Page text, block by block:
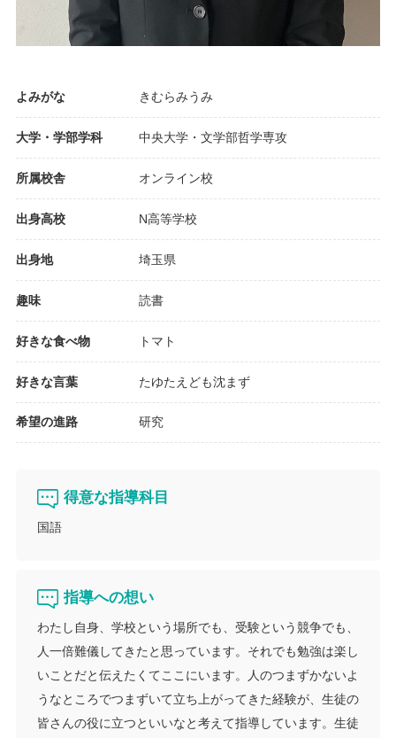
よみがな きむらみうみ
大学・学部学科 中央大学・文学部哲学専攻
所属校舎 オンライン校
出身高校 N高等学校
出身地 埼玉県
趣味 読書
好きな食べ物 トマト
好きな言葉 たゆたえども沈まず
希望の進路 研究
得意な指導科目
国語
指導への想い
わたし自身、学校という場所でも、受験という競争でも、
人一倍難儀してきたと思っています。それでも勉強は楽し
いことだと伝えたくてここにいます。人のつまずかないよ
うなところでつまずいて立ち上がってきた経験が、生徒の
皆さんの役に立つといいなと考えて指導しています。生徒